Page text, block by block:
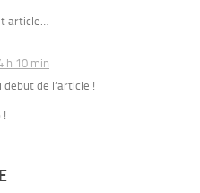
article…
h 10 min
de l’article !
!